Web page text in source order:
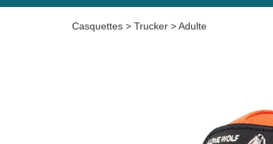
Casquettes > Trucker >Adulte